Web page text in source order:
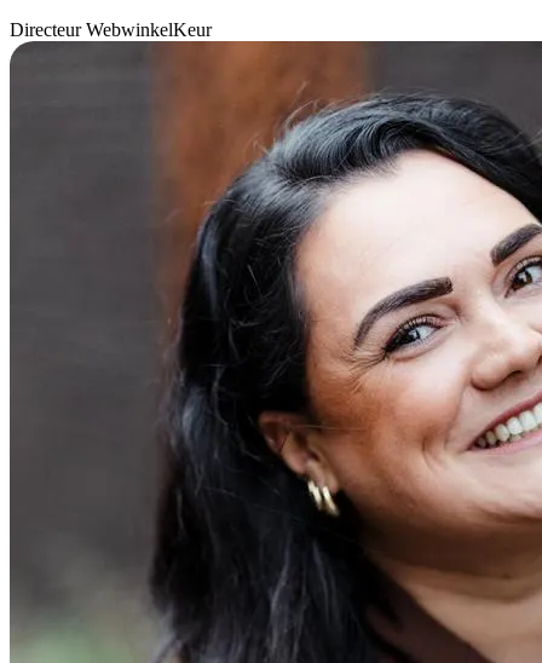
Directeur WebwinkelKeur